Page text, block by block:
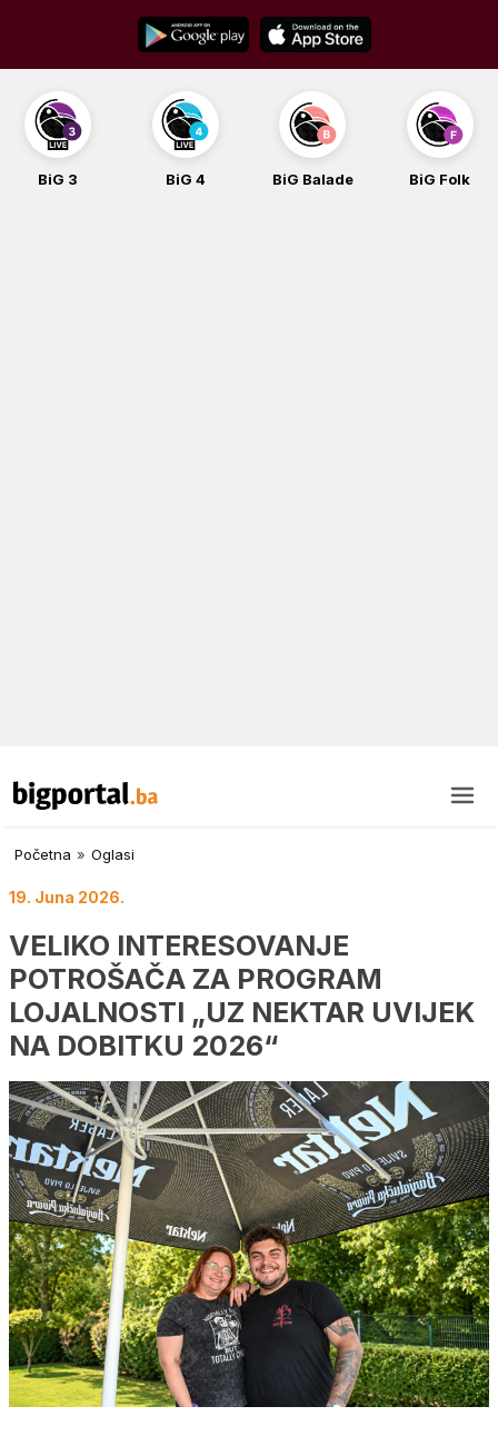
content
BiG 4 BiG Balade BiG Folk BiG iG
Početna » Oglasi
19. Juna 2026.
VELIKO INTERESOVANJE
POTROŠAČA ZA PROGRAM
LOJALNOSTI „UZ NEKTAR UVIJEK
NA DOBITKU 2026“